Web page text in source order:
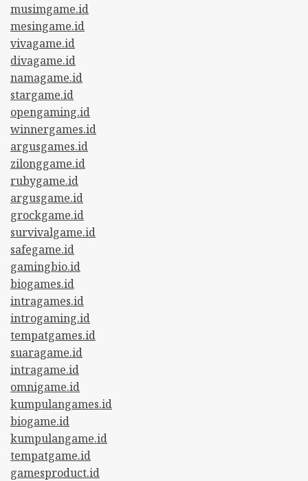
musimgame.id
mesingame.id
vivagame.id
divagame.id
namagame.id
stargame.id
opengaming.id
winnergames.id
argusgames.id
zilonggame.id
rubygame.id
argusgame.id
grockgame.id
survivalgame.id
safegame.id
gamingbio.id
biogames.id
intragames.id
introgaming.id
tempatgames.id
suaragame.id
intragame.id
omnigame.id
kumpulangames.id
biogame.id
kumpulangame.id
tempatgame.id
gamesproduct.id